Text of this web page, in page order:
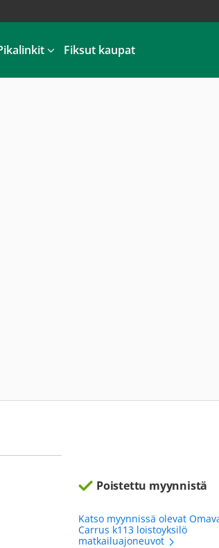
Fiksut kaupat
Poistettu myynnistä
Katso myynnissä olevat
Carrus k113 loistoyksilö
matkailuajoneuvot